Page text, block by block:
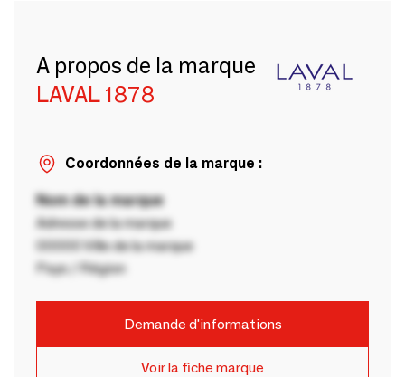
A propos de la marque
LAVAL 1878
Coordonnées de la marque :
Nom de la marque
Adresse de la marque
00000 Ville de la marque
Pays / Région
Demande d'informations
Voir la fiche marque